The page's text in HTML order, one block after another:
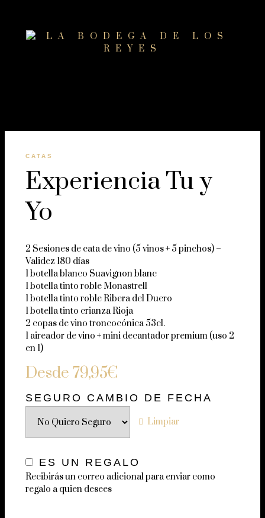
CATAS
Experiencia Tu y
Yo
2 Sesiones de cata de vino (5 vinos + 5 pinchos) –
Validez 180 días
1 botella blanco Suavignon blanc
1 botella tinto roble Monastrell
1 botella tinto roble Ribera del Duero
1 botella tinto crianza Rioja
2 copas de vino troncocónica 53cl.
1 aireador de vino + mini decantador premium (uso 2
en 1)
Desde 79,95€
SEGURO CAMBIO DE FECHA
Limpiar
ES UN REGALO
Recibirás un correo adicional para enviar como
regalo a quien desees